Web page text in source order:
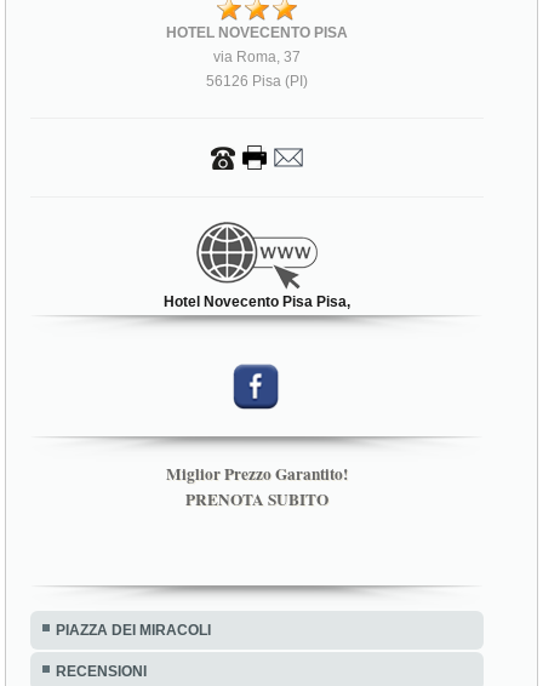
HOTEL NOVECENTO PISA
via Roma, 37
56126 Pisa (PI)
Hotel Novecento Pisa Pisa,
Miglior Prezzo Garantito!
PRENOTA SUBITO
PIAZZA DEI MIRACOLI
RECENSIONI